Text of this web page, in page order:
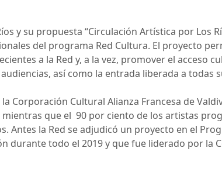
y su propuesta “Circulación Artística por Los
del programa Red Cultura. El proyecto
a la Red y, a la vez, promover el acceso
así como la entrada liberada a todas
Corporación Cultural Alianza Francesa de
que el 90 por ciento de los artistas
Antes la Red se adjudicó un proyecto en el
durante todo el 2019 y que fue liderado por la